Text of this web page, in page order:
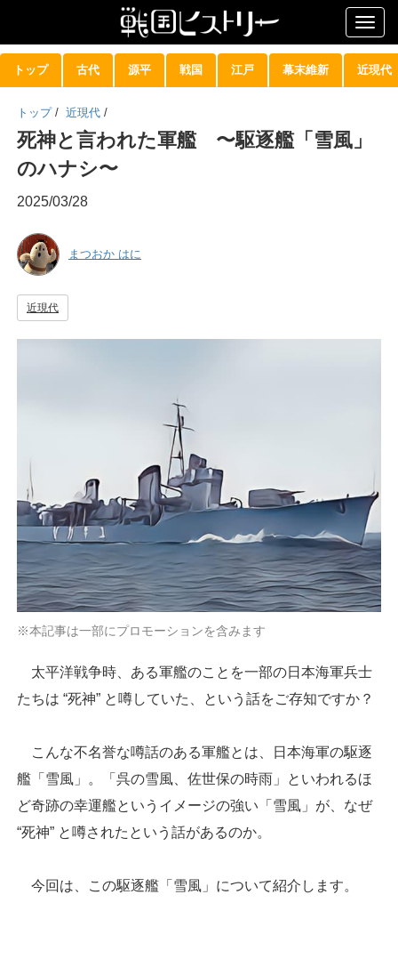
トップ 古代 源平 戦国 江戸 幕末維新 近現代
トップ / 近現代 /
死神と言われた軍艦 〜駆逐艦「雪風」
のハナシ〜
2025/03/28
まつおか はに
近現代
※本記事は一部にプロモーションを含みます
太平洋戦争時、ある軍艦のことを一部の日本海軍兵士
たちは “死神” と噂していた、という話をご存知ですか？
こんな不名誉な噂話のある軍艦とは、日本海軍の駆逐
艦「雪風」。「呉の雪風、佐世保の時雨」といわれるほ
ど奇跡の幸運艦というイメージの強い「雪風」が、なぜ
“死神” と噂されたという話があるのか。
今回は、この駆逐艦「雪風」について紹介します。